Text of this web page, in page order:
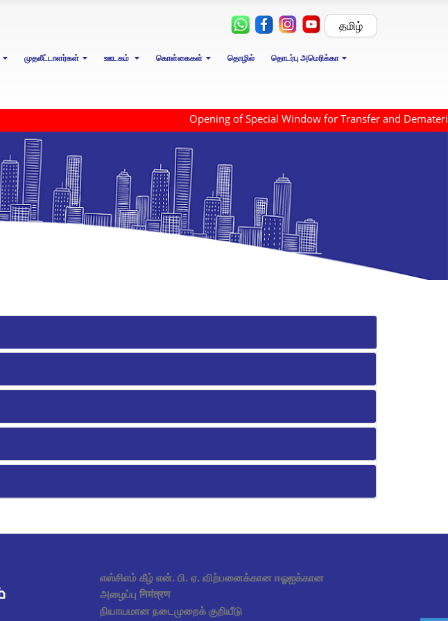
தமிழ்
முதலீட்டாளர்கள் ஊடகம் கொள்கைகள் தொழில் தொடர்பு அமெரிக்கா
Opening of Special Window for Transfer and
எஸ்சிஎம் கீழ் என். பி. ஏ. விற்பனைக்கான ஈஓஐக்கான
அழைப்பு निमंत्रण
நியாயமான நடைமுறைக் குறியீடு